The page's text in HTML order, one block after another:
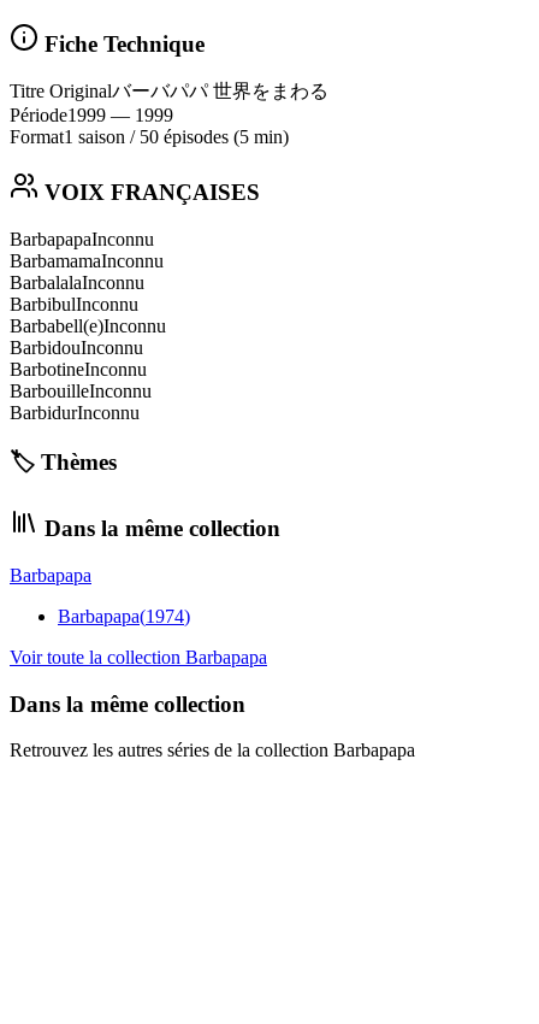
Fiche Technique
Titre Originalバーバパパ 世界をまわる
Période1999 — 1999
Format1 saison / 50 épisodes (5 min)
VOIX FRANÇAISES
BarbapapaInconnu
BarbamamaInconnu
BarbalalaInconnu
BarbibulInconnu
Barbabell(e)Inconnu
BarbidouInconnu
BarbotineInconnu
BarbouilleInconnu
BarbidurInconnu
🏷️ Thèmes
Dans la même collection
Barbapapa
Barbapapa(1974)
Voir toute la collection Barbapapa
Dans la même collection
Retrouvez les autres séries de la collection Barbapapa